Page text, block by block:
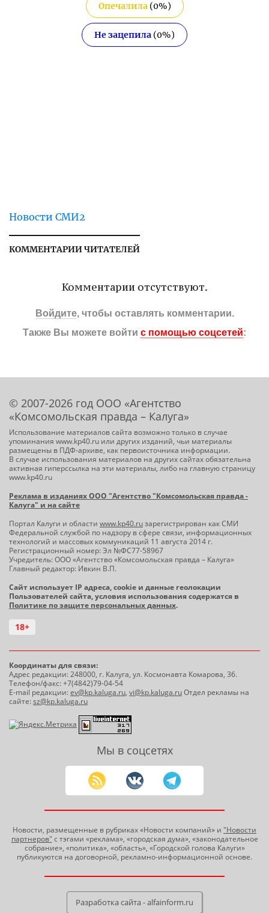
Опечалила(0%)
Не зацепила (0%)
Новости СМИ2
КОММЕНТАРИИ ЧИТАТЕЛЕЙ
Комментарии отсутствуют.
Войдите, чтобы оставлять комментарии.
Также Вы можете войти с помощью соцсетей:
© 2007-2026 год ООО «Агентство
«Комсомольская правда – Калуга»
Использование материалов сайта возможно только в случае
упоминания www.kp40.ru или других изданий, чьи материалы
размещены в ПДФ-архиве, как первоисточника информации.
В случае использования материалов на других сайтах обязательна
активная гиперссылка на эти материалы, либо на главную страницу
www.kp40.ru
Реклама в изданиях ООО "Агентство "Комсомольская правда -
Калуга" и на сайте
Портал Калуги и области www.kp40.ruзарегистрирован как СМИ
Федеральной службой по надзору в сфере связи, информационных
технологий и массовых коммуникаций 11 августа 2014 г.
Регистрационный номер: Эл №ФС77-58967
Учредитель: ООО «Агентство «Комсомольская правда – Калуга»
Главный редактор: Ивкин В.П.
Сайт использует IP адреса, cookie и данные геолокации
Пользователей сайта, условия использования содержатся в
Политике по защите персональных данных.
18+
Координаты для связи:
Адрес редакции: 248000, г. Калуга, ул. Космонавта Комарова, 36.
Телефон/факс: +7(4842)79-04-54
E-mail редакции:ev@kp.kaluga.ru, vi@kp.kaluga.ruОтдел рекламы на
сайте:sz@kp.kaluga.ru
Мы в соцсетях
Новости, размещенные в рубриках «Новости компаний» и "Новости
партнеров" с тэгами «реклама», «городская дума», «законодательное
собрание», «политика», «область», «Городской голова Калуги»
публикуются на договорной, рекламно-информационной основе.
Разработка сайта - alfainform.ru